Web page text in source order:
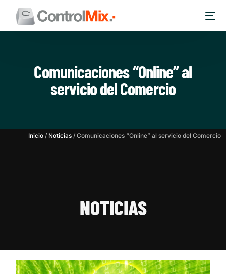
Comunicaciones “Online” al
servicio del Comercio
Inicio / Noticias / Comunicaciones “Online” al servicio del Comercio
NOTICIAS